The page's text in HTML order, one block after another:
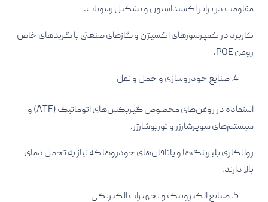
مقاومت در برابر اکسیداسیون و تشکیل رسوبات.​
کاربرد در کمپرسورهای اکسیژن و گازهای صنعتی با گریدهای خاص
روغن POE.​
صنایع خودروسازی و حمل و نقل
استفاده در روغن‌های مخصوص گیربکس‌های اتوماتیک (ATF) و
سیستم‌های سوپرشارژر و توربوشارژر.​
روانکاری بلبرینگ‌ها و یاتاقان‌های خودروها که نیاز به تحمل دمای
بالا دارند.​
صنایع الکترونیک و تجهیزات الکتریکی